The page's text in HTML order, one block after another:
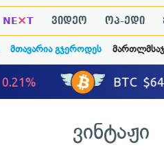
NE×T ვიდეო ოპ-ედი
მთავარია გჯეროდეს
ვინტაჟი